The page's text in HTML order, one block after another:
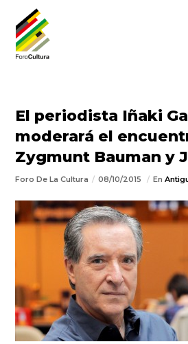
El periodista Iñaki
moderará el
Zygmunt Bauman y
Foro De La Cultura 08/10/2015 En